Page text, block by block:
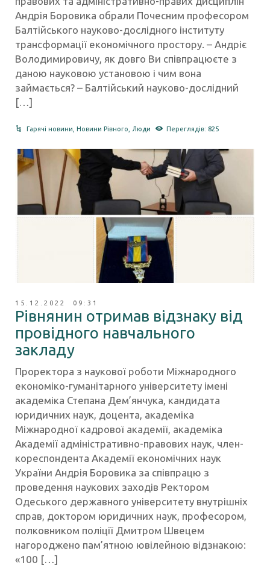
Андрія Боровика обрали Почесним професором
Балтійського науково-дослідного інституту
трансформації економічного простору. – Андріє
Володимировичу, як довго Ви співпрацюєте з
даною науковою установою і чим вона
займається? – Балтійський науково-дослідний
[…]
Гарячі новини ,Новини Рівного Люди Переглядів: 825
15.12.2022 09:31
Рівнянин отримав відзнаку від
провідного навчального
закладу
Проректора з наукової роботи Міжнародного
економіко-гуманітарного університету імені
академіка Степана Дем’янчука, кандидата
юридичних наук, доцента, академіка
Міжнародної кадрової академії, академіка
Академії адміністративно-правових наук, член-
кореспондента Академії економічних наук
України Андрія Боровика за співпрацю з
проведення наукових заходів Ректором
Одеського державного університету внутрішніх
справ, доктором юридичних наук, професором,
полковником поліції Дмитром Швецем
нагороджено пам’ятною ювілейною відзнакою:
«100 […]